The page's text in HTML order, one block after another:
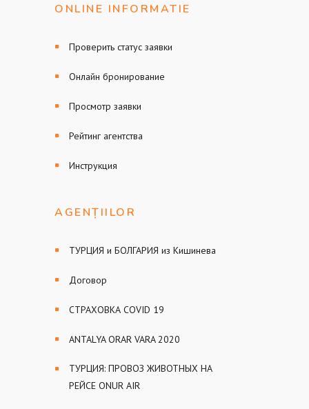
ONLINE INFORMATIE
Проверить статус заявки
Онлайн бронирование
Просмотр заявки
Рейтинг агентства
Инструкция
AGENȚIILOR
ТУРЦИЯ и БОЛГАРИЯ из Кишинева
Договор
СТРАХОВКА COVID 19
ANTALYA ORAR VARA 2020
ТУРЦИЯ: ПРОВОЗ ЖИВОТНЫХ НА
РЕЙСЕ ONUR AIR